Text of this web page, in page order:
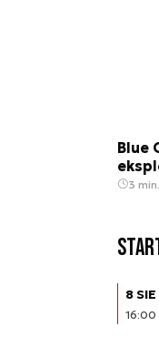
Blue
3 min.
8 SIE
16:00